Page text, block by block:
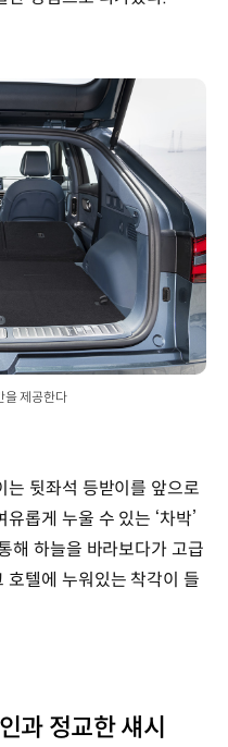
을 제공한다
뒷좌석 등받이를 앞으로
롭게 누울 수 있는 ‘차박’
해 하늘을 바라보다가 고급
텔에 누워있는 착각이 들
과 정교한 섀시